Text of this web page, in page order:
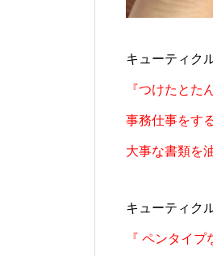
キューティク
『つけたとた
事務仕事をす
大事な書類を
キューティク
『 ペンタイ